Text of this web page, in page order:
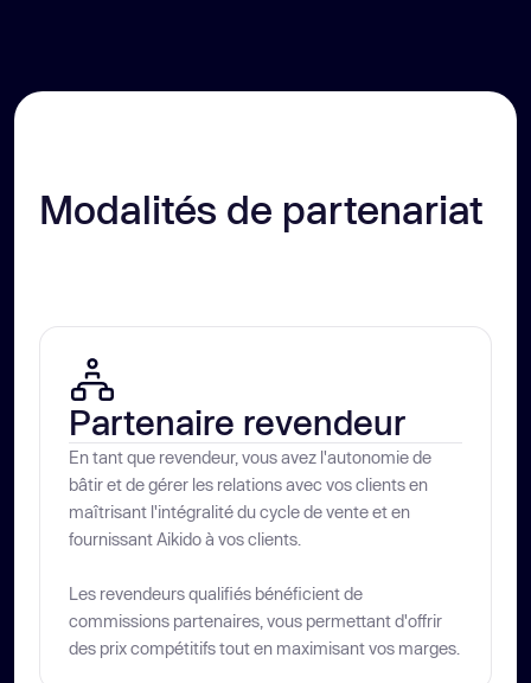
Modalités de partenariat
Partenaire revendeur
En tant que revendeur, vous avez l'autonomie de
bâtir et de gérer les relations avec vos clients en
maîtrisant l'intégralité du cycle de vente et en
fournissant Aikido à vos clients.
Les revendeurs qualifiés bénéficient de
commissions partenaires, vous permettant d'offrir
des prix compétitifs tout en maximisant vos marges.